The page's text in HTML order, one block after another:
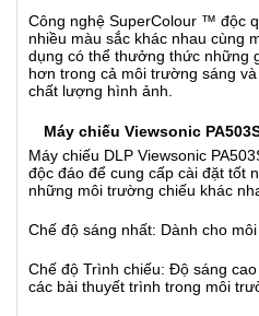
Công nghệ SuperColour ™ độc
nhiều màu sắc khác nhau cùng
dụng có thể thưởng thức những
hơn trong cả môi trường sáng
chất lượng hình ảnh.
Máy chiếu Viewsonic
Máy chiếu DLP Viewsonic
độc đáo để cung cấp cài đặt tốt
những môi trường chiếu khác
Chế độ sáng nhất: Dành cho
Chế độ Trình chiếu: Độ sáng
các bài thuyết trình trong môi